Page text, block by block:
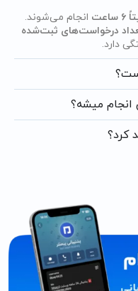
انجام می‌شوند.
درخواست‌های ثبت‌شده
دارد.
انجام میشه؟
کرد؟